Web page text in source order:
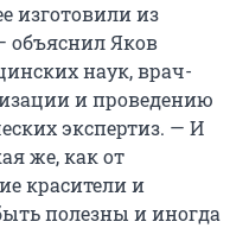
изготовили из
объяснил Яков
наук, врач-
и проведению
экспертиз. — И
же, как от
красители и
полезны и иногда